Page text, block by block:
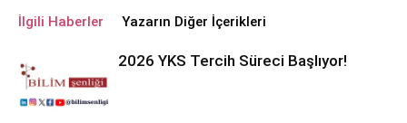
İlgili Haberler Yazarın Diğer İçerikleri
2026 YKS Tercih Süreci Başlıyor!